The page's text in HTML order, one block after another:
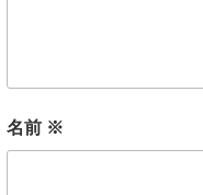
名前 ※